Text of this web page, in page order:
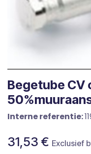
Begetube
Interne referentie:
31,53 € Exclusief